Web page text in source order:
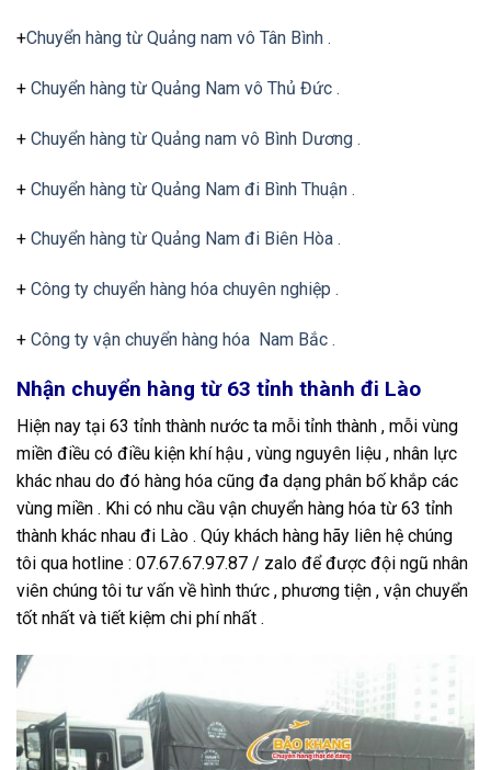
+Chuyển hàng từ Quảng nam vô Tân Bình .
+ Chuyển hàng từ Quảng Nam vô Thủ Đức .
+ Chuyển hàng từ Quảng nam vô Bình Dương .
+ Chuyển hàng từ Quảng Nam đi Bình Thuận .
+ Chuyển hàng từ Quảng Nam đi Biên Hòa .
+ Công ty chuyển hàng hóa chuyên nghiệp .
+ Công ty vận chuyển hàng hóa Nam Bắc .
Nhận chuyển hàng từ 63 tỉnh thành đi Lào
Hiện nay tại 63 tỉnh thành nước ta mỗi tỉnh thành , mỗi vùng
miền điều có điều kiện khí hậu , vùng nguyên liệu , nhân lực
khác nhau do đó hàng hóa cũng đa dạng phân bố khắp các
vùng miền . Khi có nhu cầu vận chuyển hàng hóa từ 63 tỉnh
thành khác nhau đi Lào . Qúy khách hàng hãy liên hệ chúng
tôi qua hotline : 07.67.67.97.87 / zalo để được đội ngũ nhân
viên chúng tôi tư vấn về hình thức , phương tiện , vận chuyển
tốt nhất và tiết kiệm chi phí nhất .